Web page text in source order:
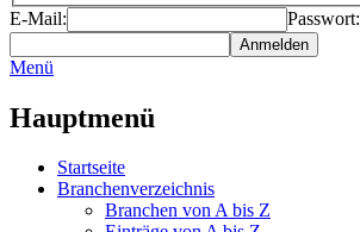
E-Mail: Passwort:
Menü
Hauptmenü
Startseite
Branchenverzeichnis
Branchen von A bis Z